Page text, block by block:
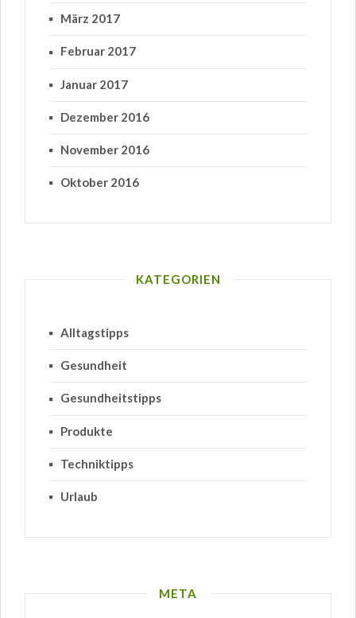
März 2017
Februar 2017
Januar 2017
Dezember 2016
November 2016
Oktober 2016
KATEGORIEN
Alltagstipps
Gesundheit
Gesundheitstipps
Produkte
Techniktipps
Urlaub
META